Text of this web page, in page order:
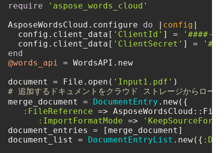
require
'aspose_words_cloud'
AsposeWordsCloud.configure do | config |
  config.client_data[
'ClientId' ] =
'####-
  config.client_data[
'ClientSecret' ] =
end
@words_api = WordsAPI.new
document = File.open( 'Input1.pdf'
# 追加するドキュメントをクラウド ストレージからロー
merge_document = DocumentEntry .new({
:FileReference =>
:ImportFormatMode =>
document_entries = [merge_document]
document_list = DocumentEntryList .new({